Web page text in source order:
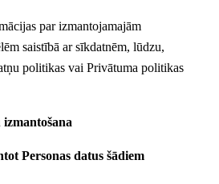
par izmantojamajām
saistībā ar sīkdatnēm, lūdzu,
politikas vai Privātuma politikas
Personas datus šādiem